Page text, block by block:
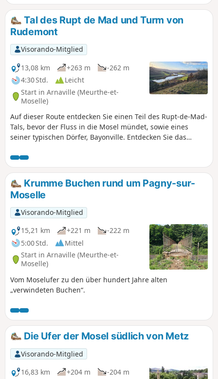
Tal des Rupt de Mad und Turm von
Rudemont
Visorando-Mitglied
13,08 km
+263 m
-262 m
4:30 Std.
Leicht
Start in Arnaville (Meurthe-et-
Moselle)
Auf dieser Route entdecken Sie einen Teil des Rupt-de-Mad-
Tals, bevor der Fluss in die Mosel mündet, sowie eines
seiner typischen Dörfer, Bayonville. Entdecken Sie das
ausgetretenen Pfade.
Krumme Buchen rund um Pagny-sur-
Moselle
Visorando-Mitglied
15,21 km
+221 m
-222 m
5:00 Std.
Mittel
Start in Arnaville (Meurthe-et-
Moselle)
Vom Moselufer zu den über hundert Jahre alten
„verwindeten Buchen“.
Die Ufer der Mosel südlich von Metz
Visorando-Mitglied
16,83 km
+204 m
-204 m